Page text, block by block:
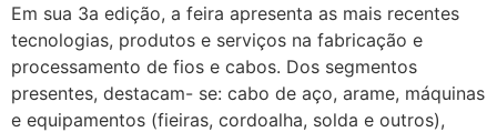
Em sua 3a edição, a feira apresenta as mais recentes
tecnologias, produtos e serviços na fabricação e
processamento de fios e cabos. Dos segmentos
presentes, destacam- se: cabo de aço, arame, máquinas
e equipamentos (fieiras, cordoalha, solda e outros),